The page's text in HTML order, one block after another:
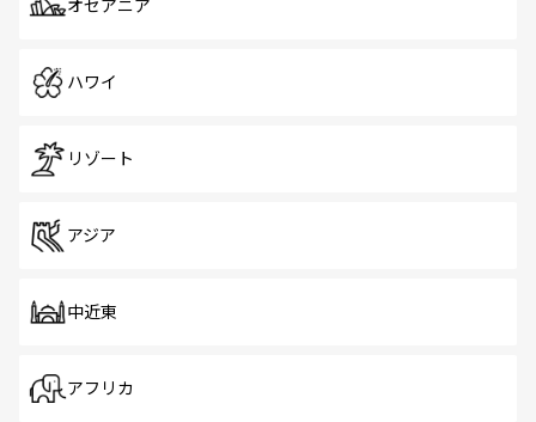
オセアニア
ハワイ
リゾート
アジア
中近東
アフリカ